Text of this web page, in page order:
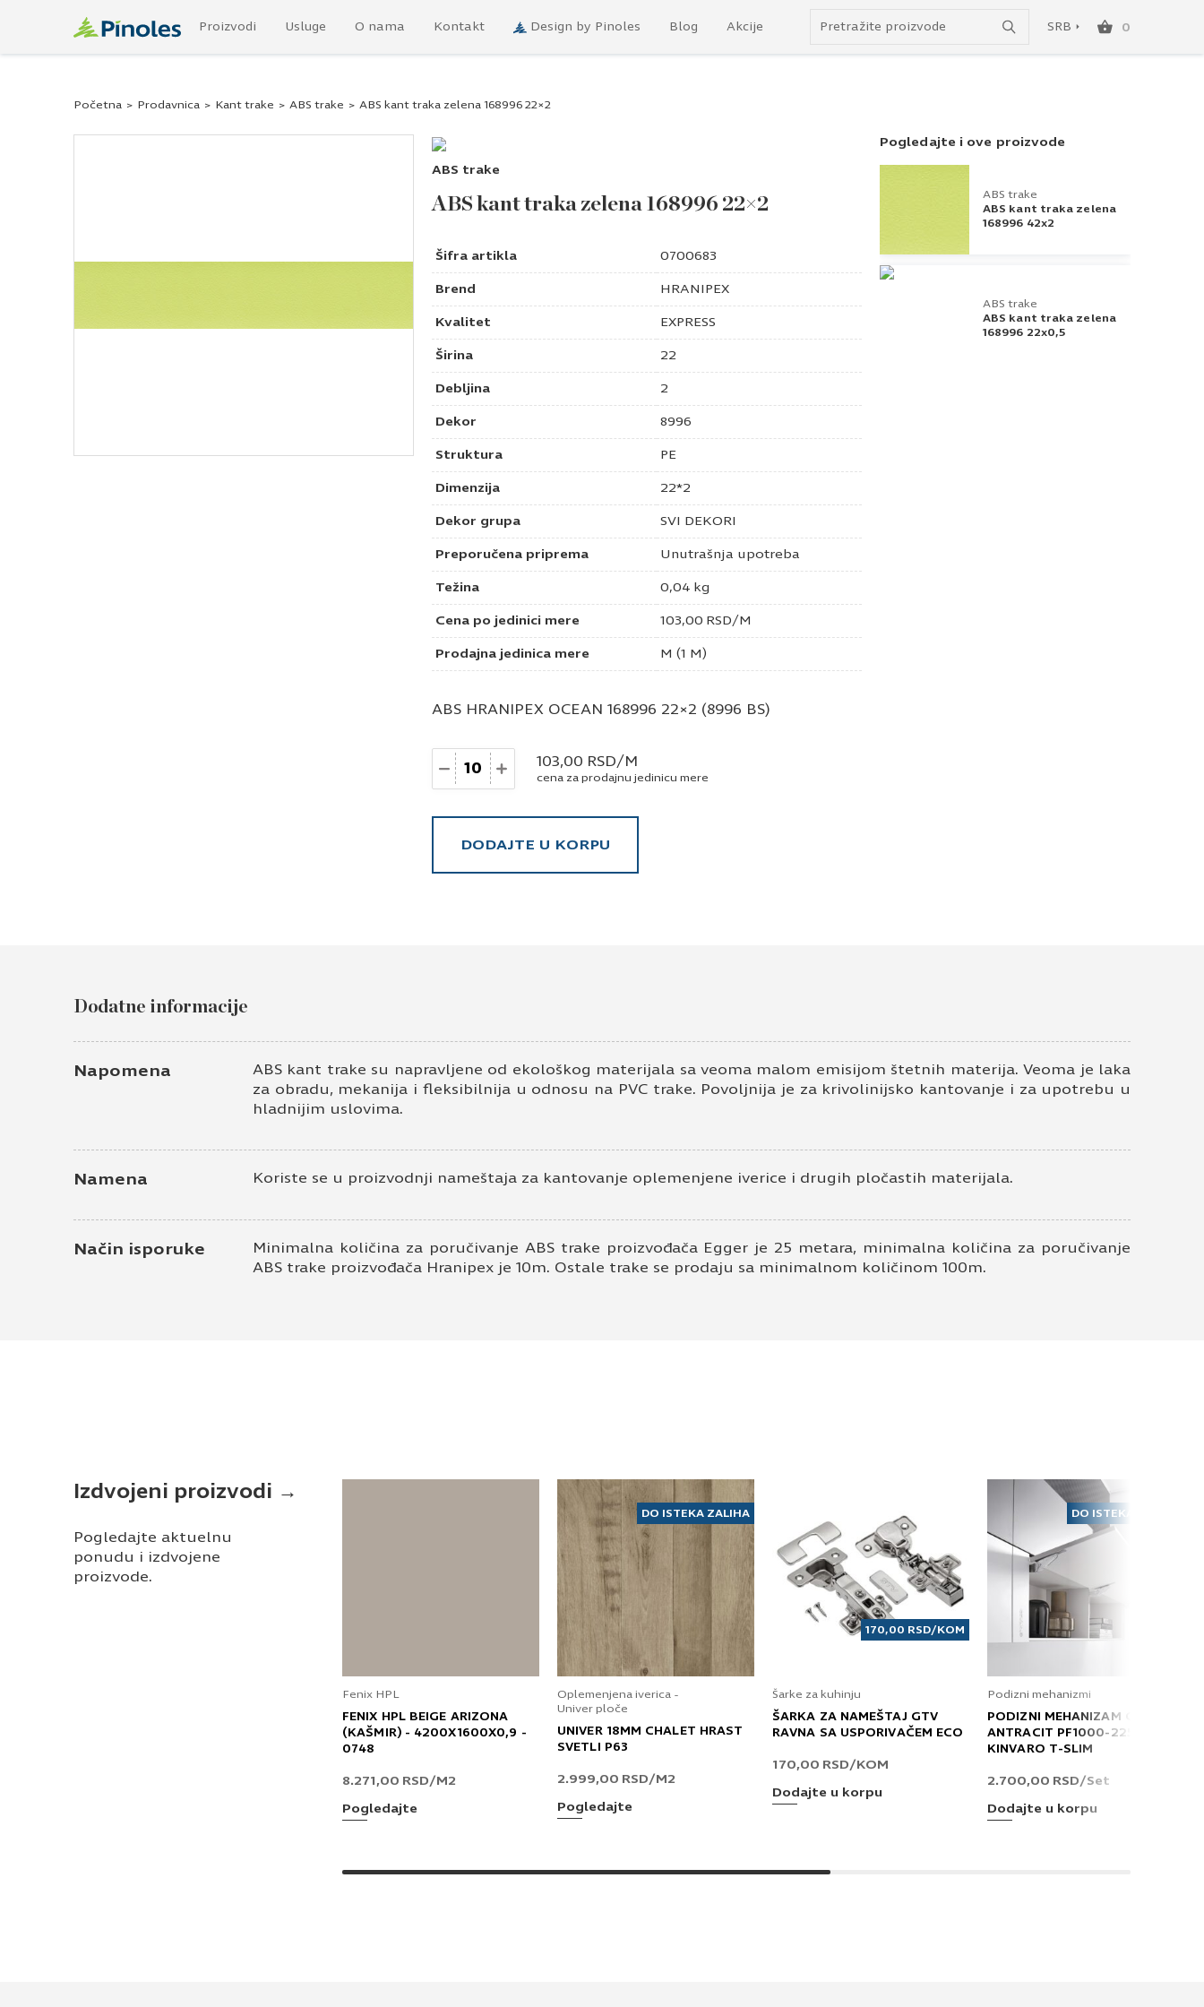
Proizvodi Usluge O nama Kontakt Design by Pinoles Blog Akcije SRB 0
Početna > Prodavnica > Kant trake > ABS trake > ABS kant traka zelena 168996 22×2
ABS trake
ABS kant traka zelena 168996 22×2
Šifra artikla 0700683
Brend HRANIPEX
Kvalitet EXPRESS
Širina 22
Debljina 2
Dekor 8996
Struktura PE
Dimenzija 22*2
Dekor grupa SVI DEKORI
Preporučena priprema Unutrašnja upotreba
Težina 0,04 kg
Cena po jedinici mere 103,00 RSD/M
Prodajna jedinica mere M (1 M)
ABS HRANIPEX OCEAN 168996 22×2 (8996 BS)
Količina 103,00 RSD/M
cena za prodajnu jedinicu mere
DODAJTE U KORPU
Pogledajte i ove proizvode
ABS trake
ABS kant traka zelena
168996 42x2
ABS trake
ABS kant traka zelena
168996 22x0,5
Dodatne informacije
Napomena
ABS kant trake su napravljene od ekološkog materijala sa veoma malom emisijom štetnih materija. Veoma je laka
za obradu, mekanija i fleksibilnija u odnosu na PVC trake. Povoljnija je za krivolinijsko kantovanje i za upotrebu u
hladnijim uslovima.
Namena Koriste se u proizvodnji nameštaja za kantovanje oplemenjene iverice i drugih pločastih materijala.
Način isporuke
Minimalna količina za poručivanje ABS trake proizvođača Egger je 25 metara, minimalna količina za poručivanje
ABS trake proizvođača Hranipex je 10m. Ostale trake se prodaju sa minimalnom količinom 100m.
Izdvojeni proizvodi →
Pogledajte aktuelnu
ponudu i izdvojene
proizvode.
Fenix HPL
FENIX HPL BEIGE ARIZONA
(KAŠMIR) - 4200X1600X0,9 -
0748
8.271,00 RSD/M2
Pogledajte
DO ISTEKA ZALIHA
Oplemenjena iverica -
Univer ploče
UNIVER 18MM CHALET HRAST
SVETLI P63
2.999,00 RSD/M2
Pogledajte
170,00 RSD/KOM
Šarke za kuhinju
ŠARKA ZA NAMEŠTAJ GTV
RAVNA SA USPORIVAČEM ECO
170,00 RSD/KOM
Dodajte u korpu
DO ISTEKA ZALIHA
Podizni mehanizmi
PODIZNI MEHANIZAM GRASS
ANTRACIT PF1000-2250 T
KINVARO T-SLIM
2.700,00 RSD/Set
Dodajte u korpu